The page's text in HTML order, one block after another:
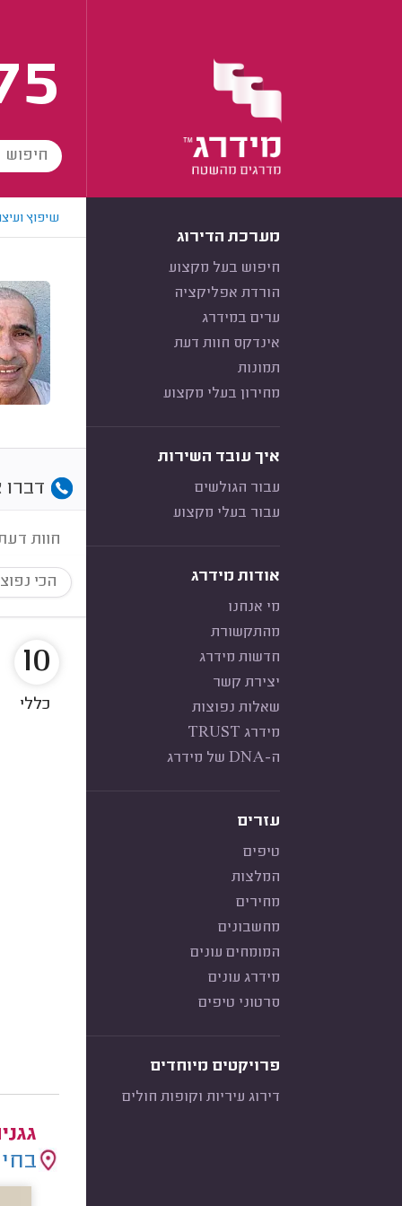
מערכת הדירוג
חיפוש בעל מקצוע
הורדת אפליקציה
ערים במידרג
אינדקס חוות דעת
תמונות
מחירון בעלי מקצוע
איך עובד השירות
עבור הגולשים
עבור בעלי מקצוע
אודות מידרג
מי אנחנו
מהתקשורת
חדשות מידרג
יצירת קשר
שאלות נפוצות
מידרג TRUST
ה-DNA של מידרג
עזרים
טיפים
המלצות
מחירים
מחשבונים
המומחים עונים
מידרג עונים
סרטוני טיפים
פרויקטים מיוחדים
דירוג עיריות וקופות חולים
שיפוץ
דברו
חוות
הכי
10
כללי